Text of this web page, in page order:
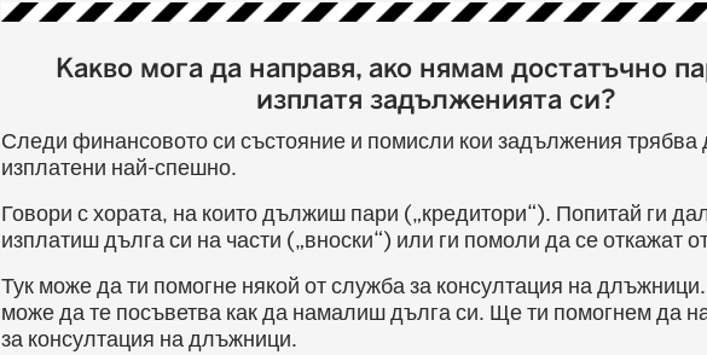
Какво мога да направя, ако нямам достатъчно
изплатя задълженията си?
Следи финансовото си състояние и помисли кои задължения трябва
изплатени най-спешно.
Говори с хората, на които дължиш пари („кредитори“). Попитай ги
изплатиш дълга си на части („вноски“) или ги помоли да се откажат
Тук може да ти помогне някой от служба за консултация на
може да те посъветва как да намалиш дълга си. Ще ти помогнем да
за консултация на длъжници.